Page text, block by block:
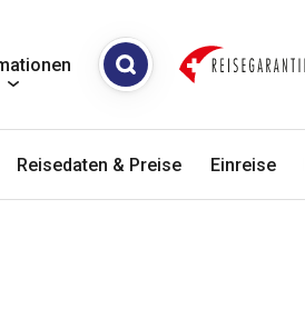
Reisedaten & Preise Einreise